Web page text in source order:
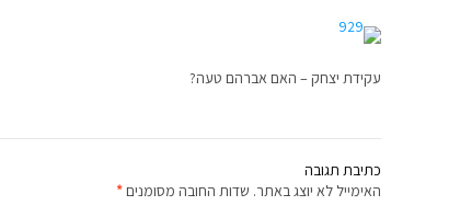
עקידת יצחק – האם אברהם טעה?
כתיבת תגובה
האימייל לא יוצג באתר. שדות החובה מסומנים*